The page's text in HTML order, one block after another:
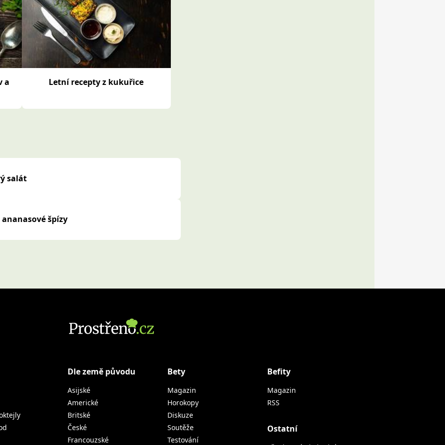
a Letní recepty z kukuřice
salát
špízy
Dle země původu
Asijské
Americké
Britské
České
Francouzské
Bety
Magazin
Horokopy
Diskuze
Soutěže
Testování
Befity
Magazin
RSS
Ostatní